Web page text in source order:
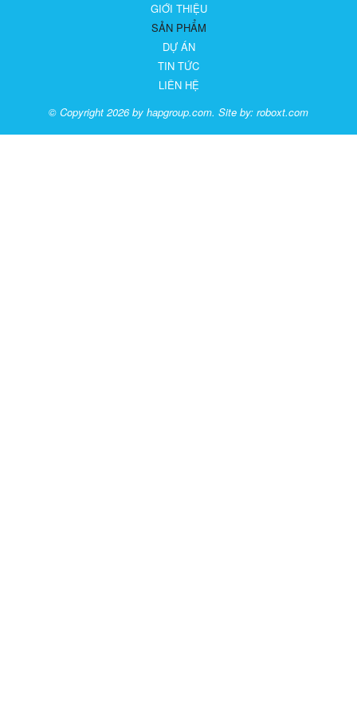
GIỚI THIỆU
SẢN PHẨM
DỰ ÁN
TIN TỨC
LIÊN HỆ
© Copyright 2026 by hapgroup.com. Site by: roboxt.com